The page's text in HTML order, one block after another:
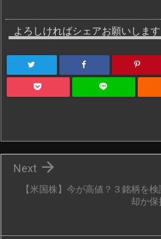
よろしければシェアお願いします
【米国株】今が高値？３銘柄を
却か保

Next